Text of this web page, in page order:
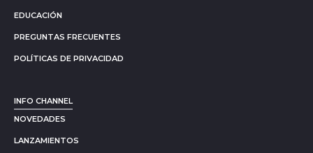
EDUCACIÓN
PREGUNTAS FRECUENTES
POLÍTICAS DE PRIVACIDAD
INFO CHANNEL
NOVEDADES
LANZAMIENTOS